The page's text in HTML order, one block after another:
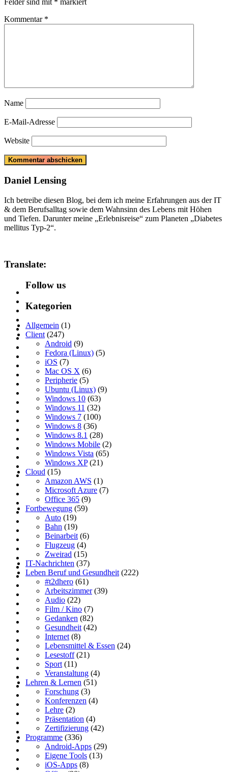
Felder sind mit * markiert
Kommentar *
Name
E-Mail-Adresse
Website
Daniel Lensing
Ich betreibe diesen Blog, bei dem ich meine Erfahrungen aus der IT
& dem Berufsalltag sowie dem Wahnsinn des Lebens mit Höhen
und Tiefen. Darunter meine „Erlebnisreise“ zum Planeten „Diabetes
mellitus Typ-2“.
Translate:
Follow us
Kategorien
Allgemein (1)
Client(247)
Android (9)
Fedora (Linux) (5)
iOS (7)
Mac OS X (6)
Peripherie (5)
Ubuntu (Linux) (9)
Windows 10 (63)
Windows 11 (32)
Windows 7 (100)
Windows 8 (36)
Windows 8.1 (28)
Windows Mobile (2)
Windows Vista (65)
Windows XP(21)
Cloud (15)
Amazon AWS (1)
Microsoft Azure (7)
Office 365 (9)
Fortbewegung (59)
Auto (19)
Bahn (19)
Beinarbeit(6)
Flugzeug (4)
Zweirad (15)
IT-Nachrichten (37)
Leben Beruf und Gesundheit(222)
#t2dhero (61)
Arbeitszimmer(39)
Audio (22)
Film / Kino (7)
Gedanken (82)
Gesundheit(42)
Internet(8)
Lebensmittel & Essen (24)
Lesestoff(21)
Sport(11)
Veranstaltung (4)
Lehren & Lernen (51)
Forschung (3)
Konferenzen (4)
Lehre (2)
Präsentation (4)
Zertifizierung (42)
Programme (336)
Android-Apps (29)
Eigene Tools (13)
iOS-Apps (8)